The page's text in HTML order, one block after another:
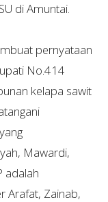
di Amuntai.
pernyataan
No.414
kelapa sawit
Mawardi,
adalah
Arafat, Zainab,